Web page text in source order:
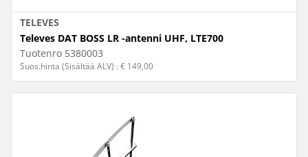
TELEVES
Televes DAT BOSS LR -antenni UHF, LTE700
Tuotenro 5380003
Suos.hinta (Sisältää ALV) : € 149,00